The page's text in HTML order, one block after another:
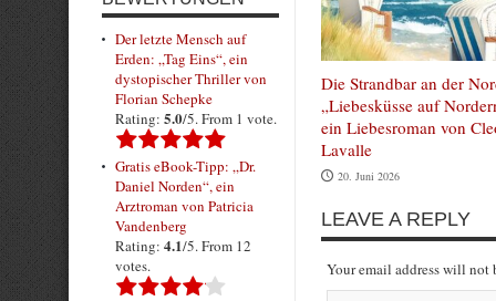
Die Strandbar an der
„Liebesküsse auf
ein Liebesroman von
Lavalle
20. Juni 2026
LEAVE A REPLY
Your email address will not
Der letzte Mensch auf
Erden: „Tag Eins“, ein
dystopischer Thriller von
Florian Schepke
Rating: 5.0/5. From 1 vote.
Gratis eBook-Tipp: „Dr.
Daniel Norden“, ein
Arztroman von Patricia
Vandenberg
Rating: 4.1/5. From 12
votes.